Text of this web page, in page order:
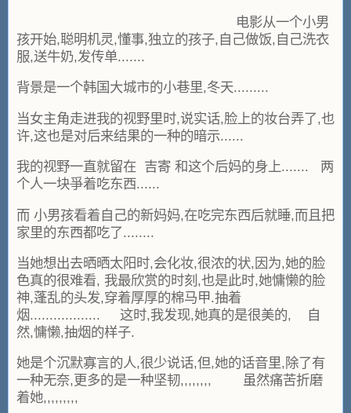
电影从一个小男
孩开始,聪明机灵,懂事,独立的孩子,自己做饭,自己洗衣
服,送牛奶,发传单.......
背景是一个韩国大城市的小巷里,冬天.........
当女主角走进我的视野里时,说实话,脸上的妆台弄了,也
许,这也是对后来结果的一种的暗示......
我的视野一直就留在 吉寄 和这个后妈的身上....... 两
个人一块爭着吃东西......
而 小男孩看着自己的新妈妈,在吃完东西后就睡,而且把
家里的东西都吃了........
当她想出去晒晒太阳时,会化妆,很浓的状,因为,她的脸
色真的很难看, 我最欣赏的时刻,也是此时,她慵懒的脸
神,蓬乱的头发,穿着厚厚的棉马甲.抽着
烟.................. 这时,我发现,她真的是很美的, 自
然,慵懒,抽烟的样子.
她是个沉默寡言的人,很少说话,但,她的话音里,除了有
一种无奈,更多的是一种坚韧,,,,,,,, 虽然痛苦折磨
着她,,,,,,,,,